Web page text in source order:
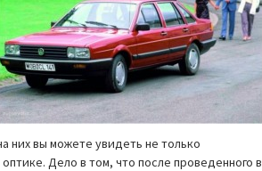
них вы можете увидеть не только
Дело в том, что после проведенного в